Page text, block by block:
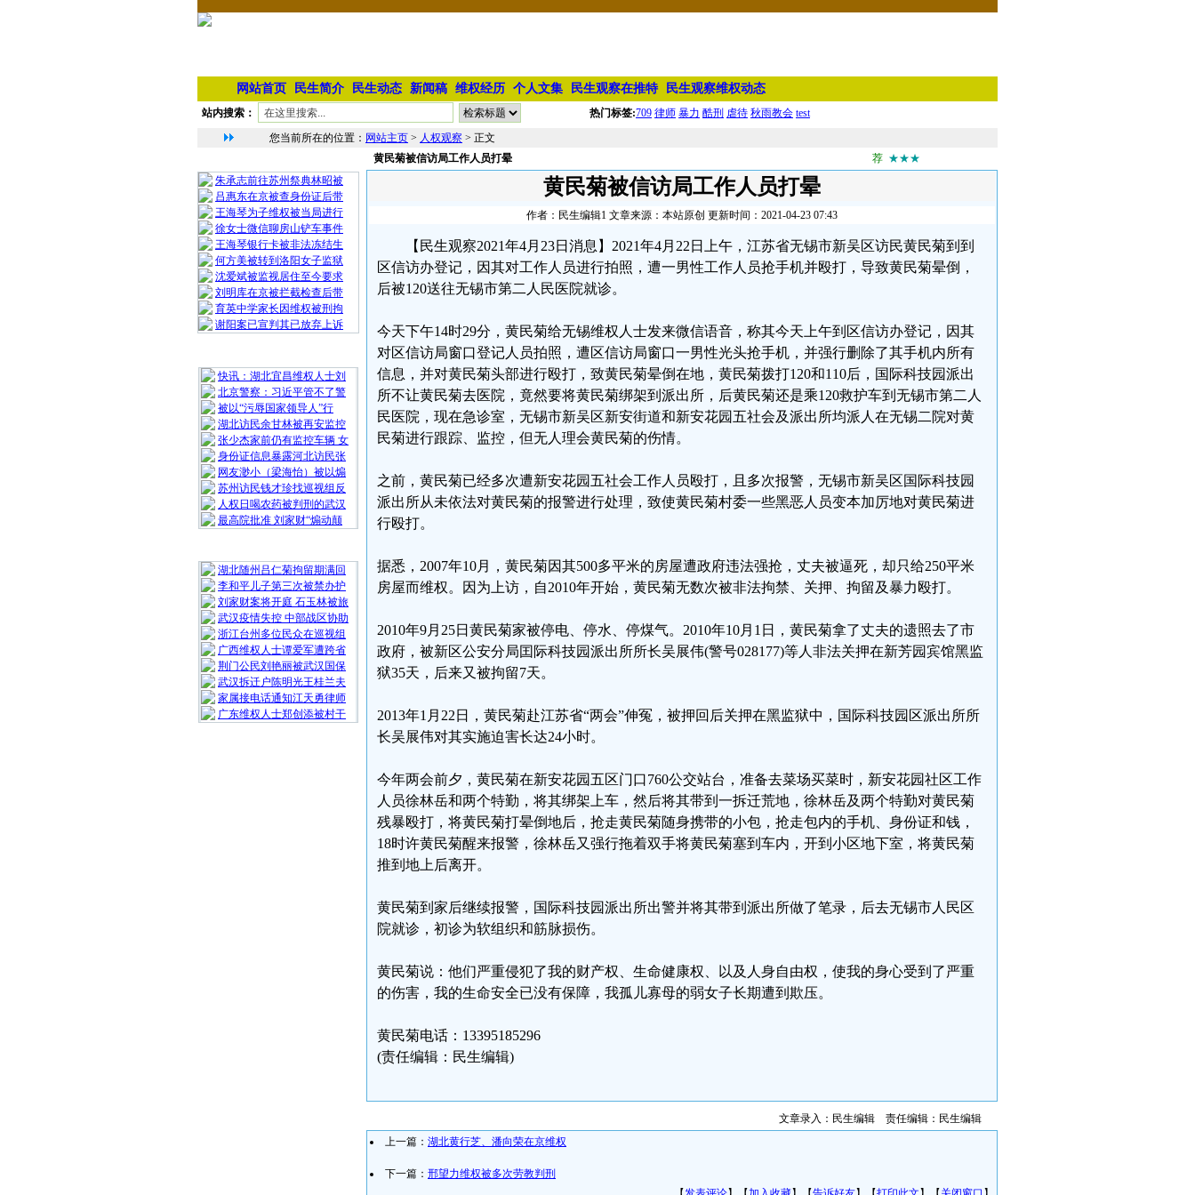
网站首页 民生简介 民生动态 新闻稿 维权经历 个人文集 民生观察在推特 民生观察维权动态
站内搜索： 热门标签:709 律师 暴力 酷刑 虐待 秋雨教会 test
您当前所在的位置： 网站主页 > 人权观察 > 正文
朱承志前往苏州祭典林昭被
吕惠东在京被查身份证后带
王海琴为子维权被当局进行
徐女士微信聊房山铲车事件
王海琴银行卡被非法冻结生
何方美被转到洛阳女子监狱
沈爱斌被监视居住至今要求
刘明库在京被拦截检查后带
育英中学家长因维权被刑拘
谢阳案已宣判其已放弃上诉
快讯：湖北宜昌维权人士刘
北京警察：习近平管不了警
被以“污辱国家领导人”行
湖北访民余甘林被再安监控
张少杰家前仍有监控车辆 女
身份证信息暴露河北访民张
网友渺小（梁海怡）被以煽
苏州访民钱才珍找巡视组反
人权日喝农药被判刑的武汉
最高院批准 刘家财“煽动颠
湖北随州吕仁菊拘留期满回
李和平儿子第三次被禁办护
刘家财案将开庭 石玉林被旅
武汉疫情失控 中部战区协助
浙江台州多位民众在巡视组
广西维权人士谭爱军遭跨省
荆门公民刘艳丽被武汉国保
武汉拆迁户陈明光王桂兰夫
家属接电话通知江天勇律师
广东维权人士郑创添被村干
黄民菊被信访局工作人员打晕 荐 ★★★
黄民菊被信访局工作人员打晕
作者：民生编辑1 文章来源：本站原创 更新时间：2021-04-23 07:43
【民生观察2021年4月23日消息】2021年4月22日上午，江苏省无锡市新吴区访民黄民菊到到
区信访办登记，因其对工作人员进行拍照，遭一男性工作人员抢手机并殴打，导致黄民菊晕倒，
后被120送往无锡市第二人民医院就诊。
今天下午14时29分，黄民菊给无锡维权人士发来微信语音，称其今天上午到区信访办登记，因其
对区信访局窗口登记人员拍照，遭区信访局窗口一男性光头抢手机，并强行删除了其手机内所有
信息，并对黄民菊头部进行殴打，致黄民菊晕倒在地，黄民菊拨打120和110后，国际科技园派出
所不让黄民菊去医院，竟然要将黄民菊绑架到派出所，后黄民菊还是乘120救护车到无锡市第二人
民医院，现在急诊室，无锡市新吴区新安街道和新安花园五社会及派出所均派人在无锡二院对黄
民菊进行跟踪、监控，但无人理会黄民菊的伤情。
之前，黄民菊已经多次遭新安花园五社会工作人员殴打，且多次报警，无锡市新吴区国际科技园
派出所从未依法对黄民菊的报警进行处理，致使黄民菊村委一些黑恶人员变本加厉地对黄民菊进
行殴打。
据悉，2007年10月，黄民菊因其500多平米的房屋遭政府违法强抢，丈夫被逼死，却只给250平米
房屋而维权。因为上访，自2010年开始，黄民菊无数次被非法拘禁、关押、拘留及暴力殴打。
2010年9月25日黄民菊家被停电、停水、停煤气。2010年10月1日，黄民菊拿了丈夫的遗照去了市
政府，被新区公安分局囯际科技园派出所所长吴展伟(警号028177)等人非法关押在新芳园宾馆黑监
狱35天，后来又被拘留7天。
2013年1月22日，黄民菊赴江苏省“两会”伸冤，被押回后关押在黑监狱中，国际科技园区派出所所
长吴展伟对其实施迫害长达24小时。
今年两会前夕，黄民菊在新安花园五区门口760公交站台，准备去菜场买菜时，新安花园社区工作
人员徐林岳和两个特勤，将其绑架上车，然后将其带到一拆迁荒地，徐林岳及两个特勤对黄民菊
残暴殴打，将黄民菊打晕倒地后，抢走黄民菊随身携带的小包，抢走包内的手机、身份证和钱，
18时许黄民菊醒来报警，徐林岳又强行拖着双手将黄民菊塞到车内，开到小区地下室，将黄民菊
推到地上后离开。
黄民菊到家后继续报警，国际科技园派出所出警并将其带到派出所做了笔录，后去无锡市人民区
院就诊，初诊为软组织和筋脉损伤。
黄民菊说：他们严重侵犯了我的财产权、生命健康权、以及人身自由权，使我的身心受到了严重
的伤害，我的生命安全已没有保障，我孤儿寡母的弱女子长期遭到欺压。
黄民菊电话：13395185296
(责任编辑：民生编辑)
文章录入：民生编辑 责任编辑：民生编辑
上一篇： 湖北黄行芝、潘向荣在京维权⁩
下一篇： 邢望力维权被多次劳教判刑